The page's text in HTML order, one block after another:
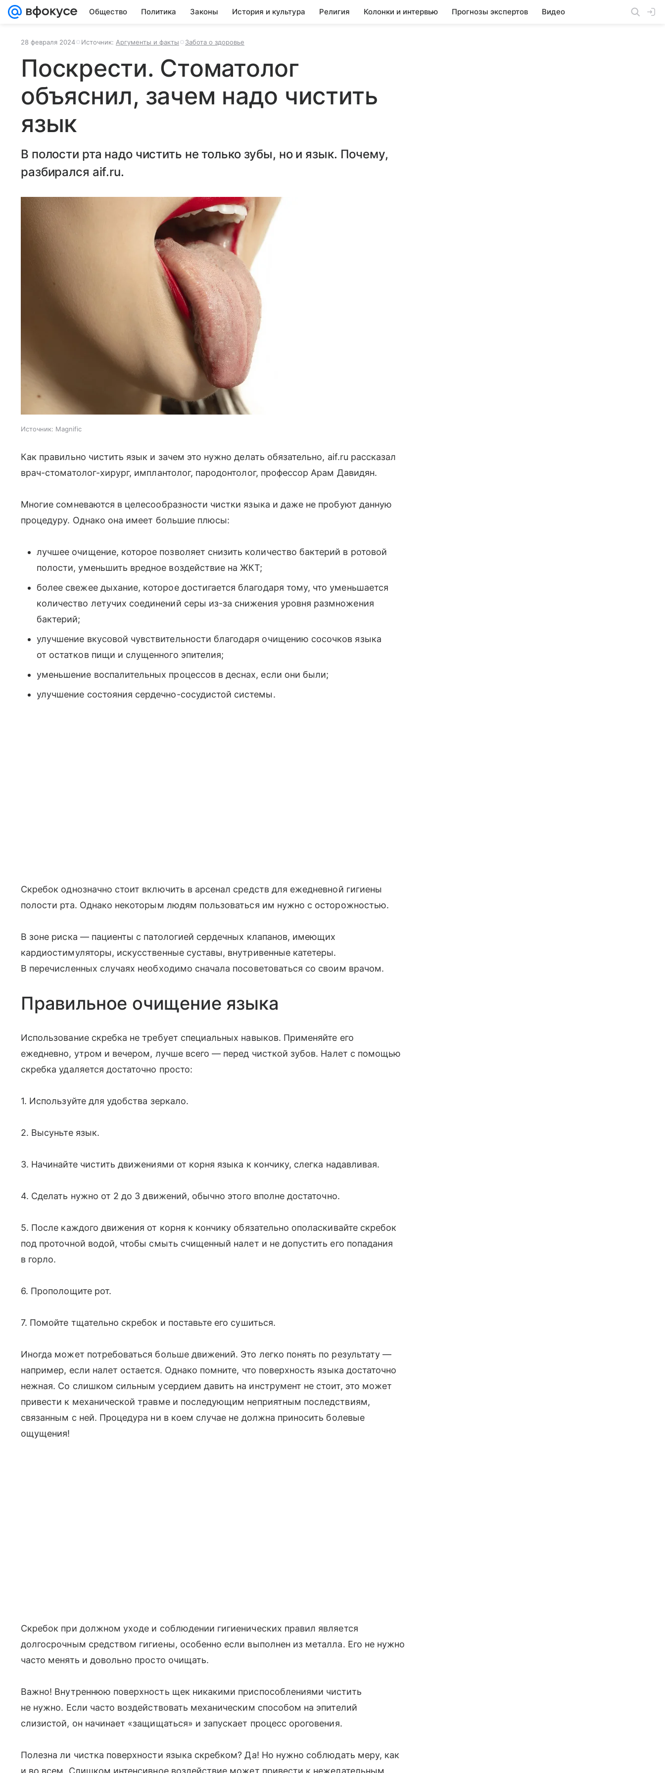
Общество Политика Законы История и культура Религия Колонки и интервью Прогнозы экспертов Видео
28 февраля 2024 Источник: Аргументы и факты Забота о здоровье
Поскрести. Стоматолог
объяснил, зачем надо чистить
язык
В полости рта надо чистить не только зубы, но и язык. Почему,
разбирался aif.ru.
Источник: Magnific
Как правильно чистить язык и зачем это нужно делать обязательно, аif.ru рассказал
врач-стоматолог-хирург, имплантолог, пародонтолог, профессор Арам Давидян.
Многие сомневаются в целесообразности чистки языка и даже не пробуют данную
процедуру. Однако она имеет большие плюсы:
лучшее очищение, которое позволяет снизить количество бактерий в ротовой
полости, уменьшить вредное воздействие на ЖКТ;
более свежее дыхание, которое достигается благодаря тому, что уменьшается
количество летучих соединений серы из-за снижения уровня размножения
бактерий;
улучшение вкусовой чувствительности благодаря очищению сосочков языка
от остатков пищи и слущенного эпителия;
уменьшение воспалительных процессов в деснах, если они были;
улучшение состояния сердечно-сосудистой системы.
Скребок однозначно стоит включить в арсенал средств для ежедневной гигиены
полости рта. Однако некоторым людям пользоваться им нужно с осторожностью.
В зоне риска — пациенты с патологией сердечных клапанов, имеющих
кардиостимуляторы, искусственные суставы, внутривенные катетеры.
В перечисленных случаях необходимо сначала посоветоваться со своим врачом.
Правильное очищение языка
Использование скребка не требует специальных навыков. Применяйте его
ежедневно, утром и вечером, лучше всего — перед чисткой зубов. Налет с помощью
скребка удаляется достаточно просто:
1. Используйте для удобства зеркало.
2. Высуньте язык.
3. Начинайте чистить движениями от корня языка к кончику, слегка надавливая.
4. Сделать нужно от 2 до 3 движений, обычно этого вполне достаточно.
5. После каждого движения от корня к кончику обязательно ополаскивайте скребок
под проточной водой, чтобы смыть счищенный налет и не допустить его попадания
в горло.
6. Прополощите рот.
7. Помойте тщательно скребок и поставьте его сушиться.
Иногда может потребоваться больше движений. Это легко понять по результату —
например, если налет остается. Однако помните, что поверхность языка достаточно
нежная. Со слишком сильным усердием давить на инструмент не стоит, это может
привести к механической травме и последующим неприятным последствиям,
связанным с ней. Процедура ни в коем случае не должна приносить болевые
ощущения!
Скребок при должном уходе и соблюдении гигиенических правил является
долгосрочным средством гигиены, особенно если выполнен из металла. Его не нужно
часто менять и довольно просто очищать.
Важно! Внутреннюю поверхность щек никакими приспособлениями чистить
не нужно. Если часто воздействовать механическим способом на эпителий
слизистой, он начинает «защищаться» и запускает процесс ороговения.
Полезна ли чистка поверхности языка скребком? Да! Но нужно соблюдать меру, как
и во всем. Слишком интенсивное воздействие может привести к нежелательным